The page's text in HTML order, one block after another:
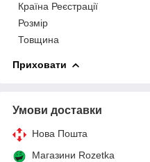
Країна Реєстрації
Розмір
Товщина
Приховати
Умови доставки
Нова Пошта
Магазини Rozetka